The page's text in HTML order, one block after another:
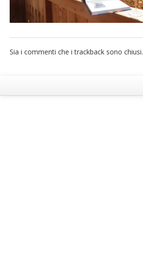
Spanish
Italiano
Sia i commenti che i trackback sono chiusi.